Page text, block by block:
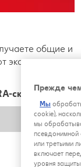
общие и
экономить на
скидками!
Прежде
Мы
cookie),
мы
псевдонимной
или третьими
включает
уровня